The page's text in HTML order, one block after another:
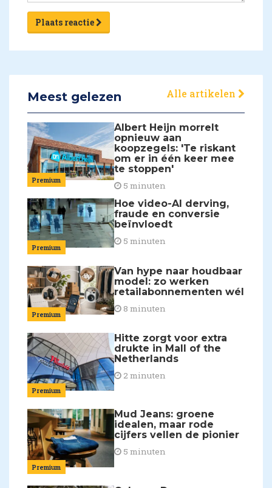
Plaats reactie
Meest gelezen Alle artikelen
Premium
Albert Heijn morrelt
opnieuw aan
koopzegels: 'Te riskant
om er in één keer mee
te stoppen'
5 minuten
Premium
Hoe video-AI derving,
fraude en conversie
beïnvloedt
5 minuten
Premium
Van hype naar houdbaar
model: zo werken
retailabonnementen wél
8 minuten
Premium
Hitte zorgt voor extra
drukte in Mall of the
Netherlands
2 minuten
Premium
Mud Jeans: groene
idealen, maar rode
cijfers vellen de pionier
5 minuten